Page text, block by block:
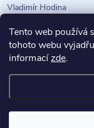
Tento web používá
tohoto webu
informacízde.
Vladimír Hodina
Copyright 2026